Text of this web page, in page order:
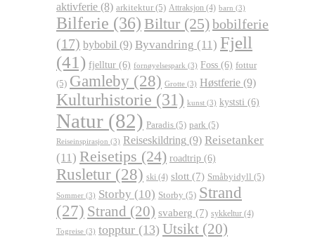
aktivferie (8) arkitektur (5) Attraksjon (4) barn (3)
Bilferie (36) Biltur (25)bobilferie
(17) bybobil (9) Byvandring (11) Fjell
(41) fjelltur (6) fornøyelsespark (3) Foss (6) fottur
(5) Gamleby (28) Grotte (3) Høstferie (9)
Kulturhistorie (31) kunst (3) kyststi (6)
Natur (82) Paradis (5) park (5)
Reiseinspirasjon (3) Reiseskildring (9) Reisetanker
(11) Reisetips (24) roadtrip (6)
Rusletur (28) ski (4) slott (7) Småbyidyll (5)
Sommer (3) Storby (10) Storby (5) Strand
(27) Strand (20) svaberg (7) sykkeltur (4)
Togreise (3) topptur (13) Utsikt (20)